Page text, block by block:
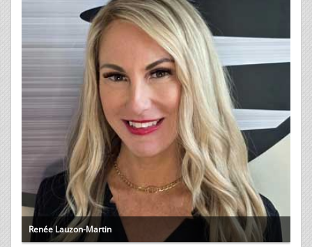
Renée Lauzon-Martin